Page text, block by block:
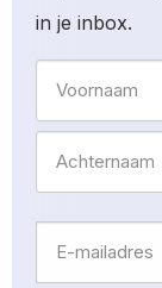
in je inbox.